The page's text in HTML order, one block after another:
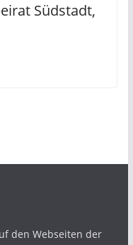
Südstadt,
den Webseiten der